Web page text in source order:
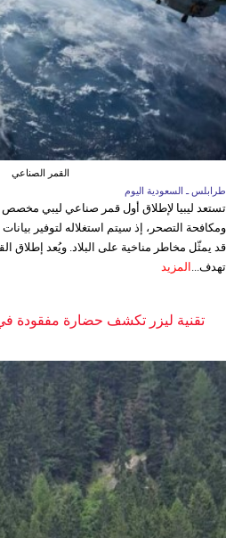
القمر الصناعي
طرابلس ـ السعودية اليوم
تستعد ليبيا لإطلاق أول قمر صناعي ليبي مخصص
ومكافحة التصحر، إذ سيتم استغلاله لتوفير
قد يمثّل مخاطر مناخية على البلاد. ويُعد إطلاق
تهدف...
المزيد
تقنية ليزر تكشف حضارة مفقودة